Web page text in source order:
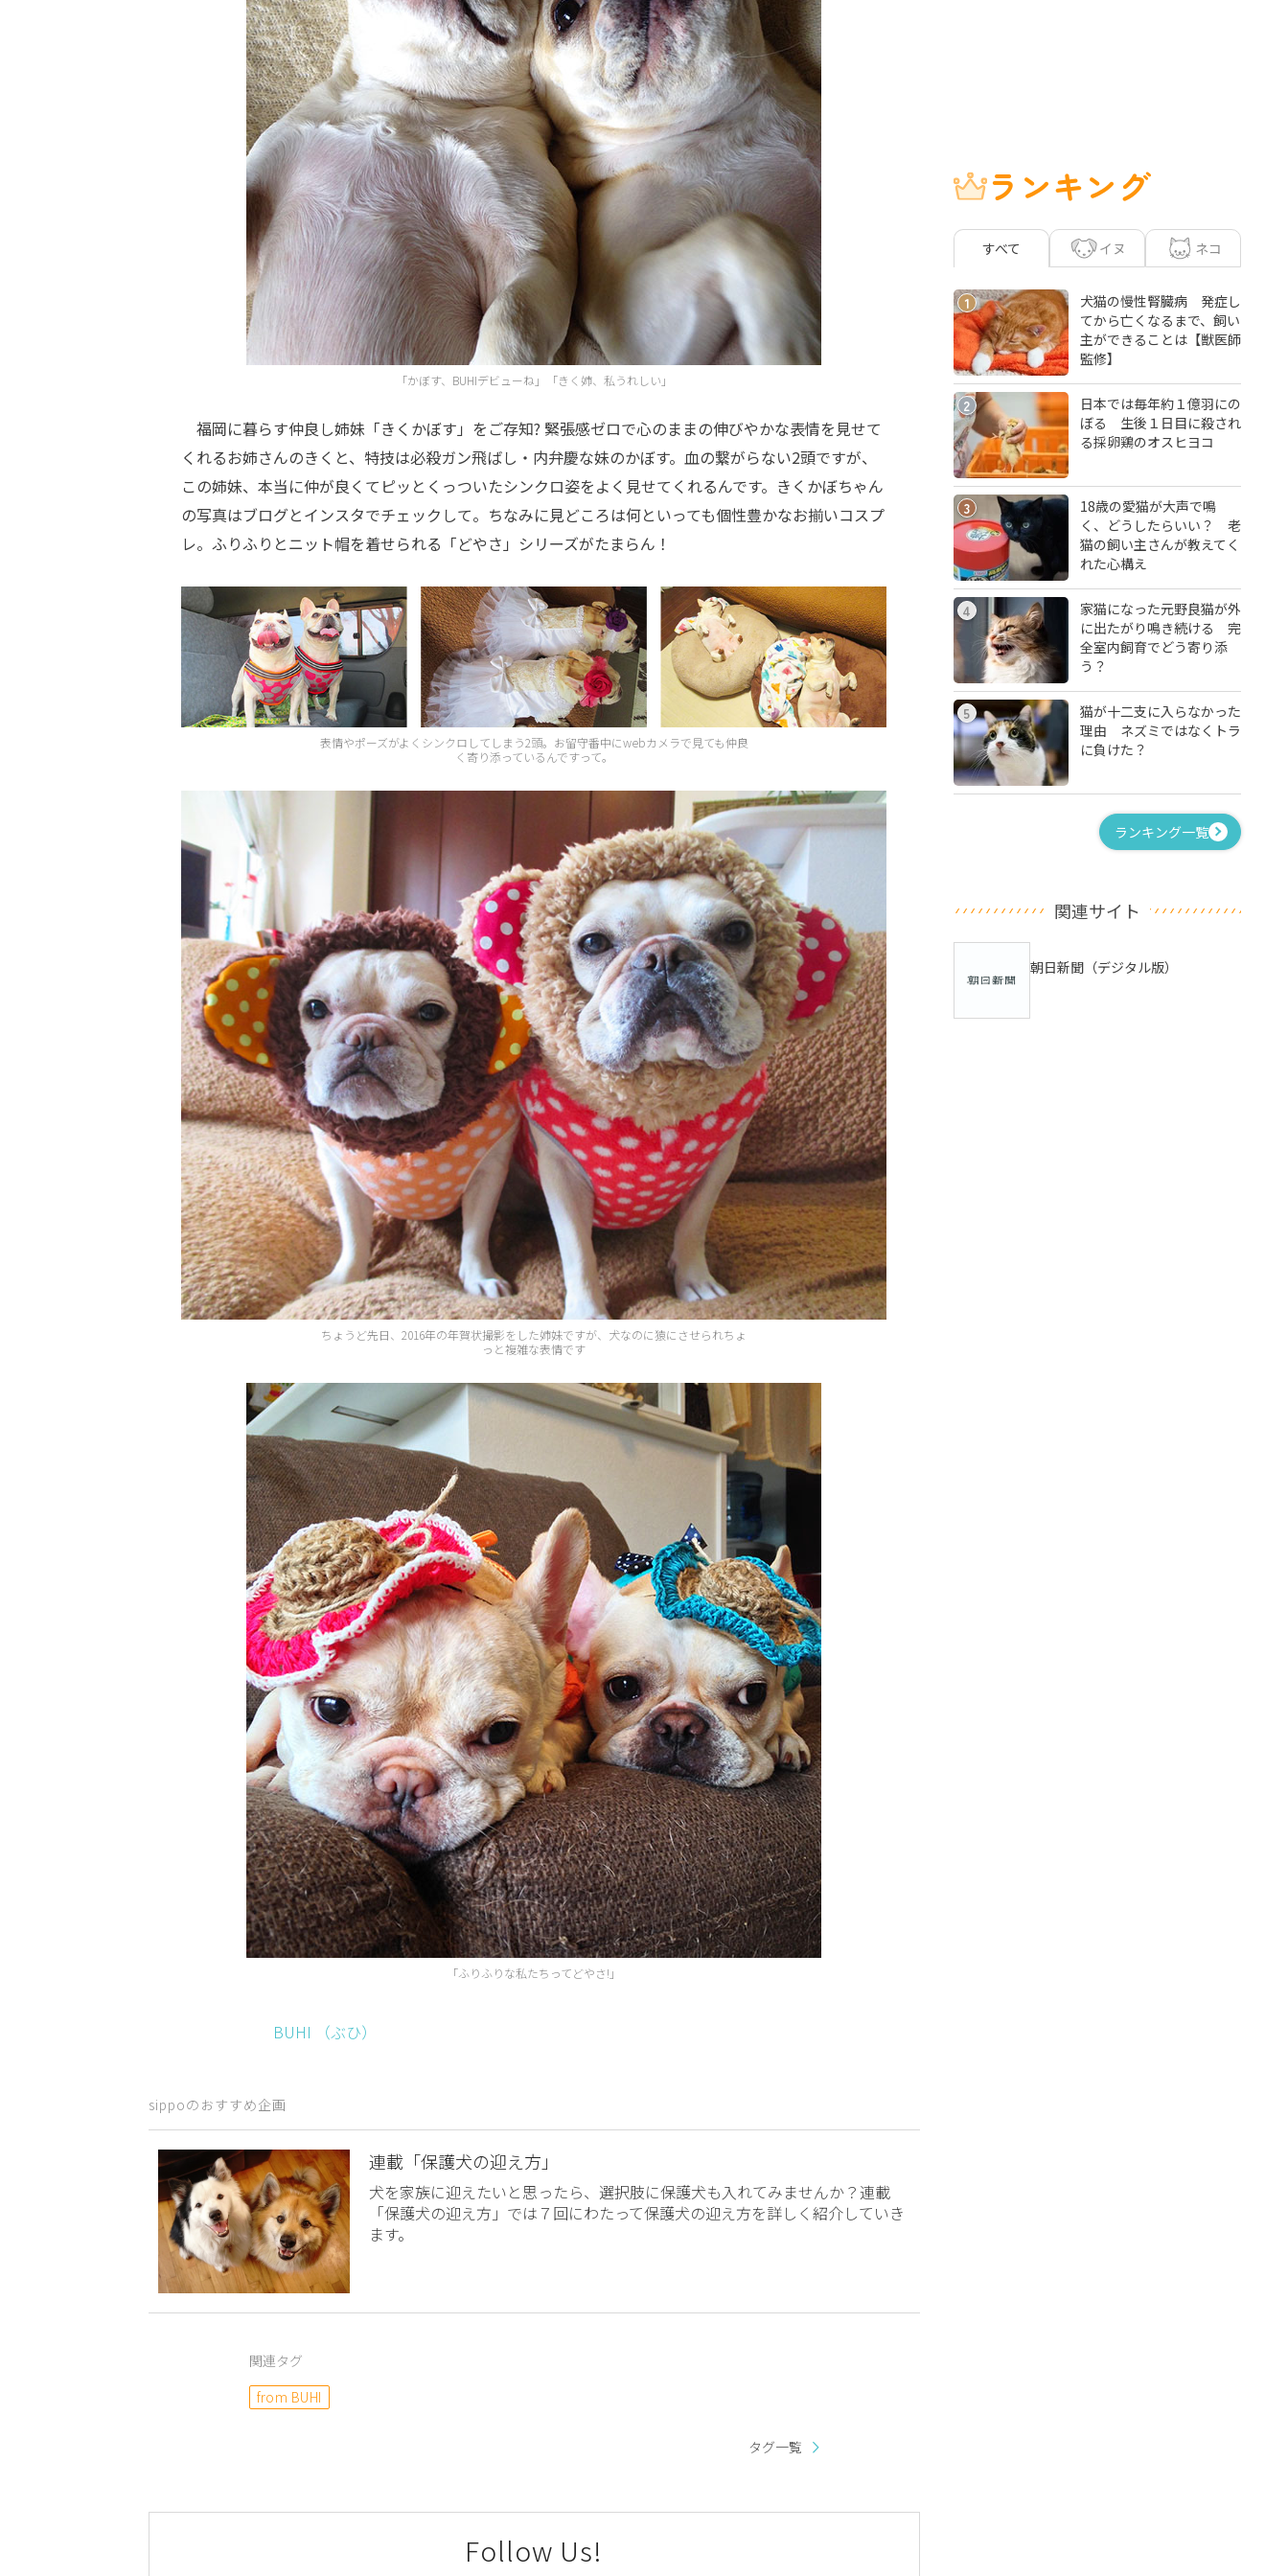
「かぼす、BUHIデビューね」「きく姉、私うれしい」
福岡に暮らす仲良し姉妹「きくかぼす」をご存知? 緊張感ゼロで心のままの伸びやかな表情を見せて
くれるお姉さんのきくと、特技は必殺ガン飛ばし・内弁慶な妹のかぼす。血の繋がらない2頭ですが、
この姉妹、本当に仲が良くてピッとくっついたシンクロ姿をよく見せてくれるんです。きくかぼちゃん
の写真はブログとインスタでチェックして。ちなみに見どころは何といっても個性豊かなお揃いコスプ
レ。ふりふりとニット帽を着せられる「どやさ」シリーズがたまらん！
表情やポーズがよくシンクロしてしまう2頭。お留守番中にwebカメラで見ても仲良
く寄り添っているんですって。
ちょうど先日、2016年の年賀状撮影をした姉妹ですが、犬なのに猿にさせられちょ
っと複雑な表情です
「ふりふりな私たちってどやさ!」
BUHI （ぶひ）
sippoのおすすめ企画
連載「保護犬の迎え方」
犬を家族に迎えたいと思ったら、選択肢に保護犬も入れてみませんか？連載
「保護犬の迎え方」では７回にわたって保護犬の迎え方を詳しく紹介していき
ます。
関連タグ
from BUHI
タグ一覧
Follow Us!
ランキング
すべて イヌ ネコ
1
犬猫の慢性腎臓病 発症し
てから亡くなるまで、飼い
主ができることは【獣医師
監修】
2
日本では毎年約１億羽にの
ぼる 生後１日目に殺され
る採卵鶏のオスヒヨコ
3
18歳の愛猫が大声で鳴
く、どうしたらいい？ 老
猫の飼い主さんが教えてく
れた心構え
4
家猫になった元野良猫が外
に出たがり鳴き続ける 完
全室内飼育でどう寄り添
う？
5
猫が十二支に入らなかった
理由 ネズミではなくトラ
に負けた？
ランキング一覧
関連サイト
朝日新聞（デジタル版）